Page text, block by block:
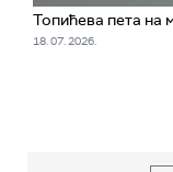
Топићева пета на
18. 07. 2026.